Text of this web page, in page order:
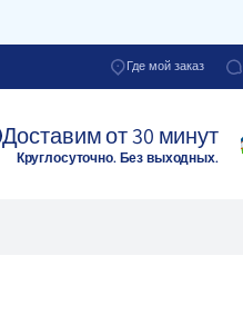
Где мой заказ
Доставим от 30 минут
Круглосуточно. Без выходных.